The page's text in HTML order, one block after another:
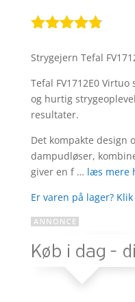
som4.7
baseret på
kundebedø
mmelser
Strygejern Tefal
Tefal FV1712E0
og hurtig
resultater.
Det kompakte design
dampudløser,
giver en f … læs mere
Er varen på lager?